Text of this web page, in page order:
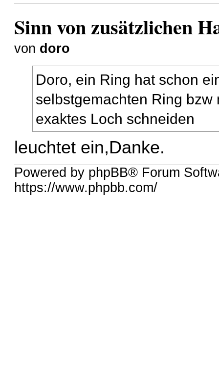
Sinn von zusätzlichen
von doro
Doro, ein Ring hat schon
selbstgemachten Ring
exaktes Loch schneiden
leuchtet ein,Danke.
Powered by phpBB® Forum
https://www.phpbb.com/